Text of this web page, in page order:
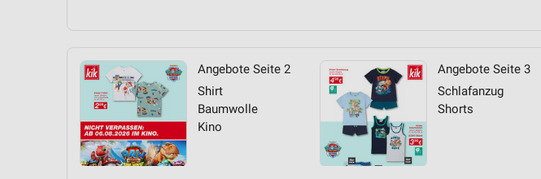
Angebote Seite 2
Shirt
Baumwolle
Kino
Angebote Seite 3
Schlafanzug
Shorts